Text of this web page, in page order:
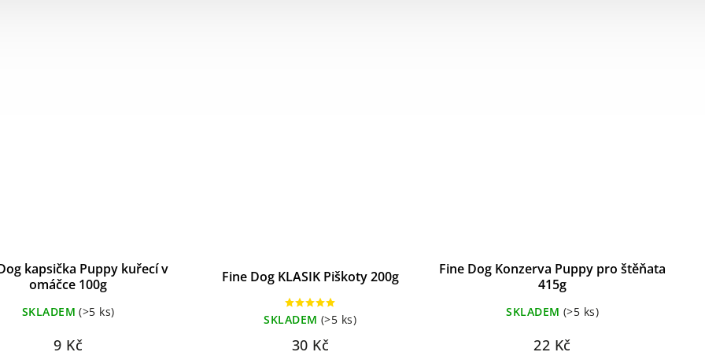
kapsička Puppy kuřecí v
omáčce 100g
SKLADEM (>5 ks)
9 Kč
Fine Dog KLASIK Piškoty 200g
SKLADEM (>5 ks)
30 Kč
Fine Dog Konzerva Puppy pro štěňata
415g
SKLADEM (>5 ks)
22 Kč